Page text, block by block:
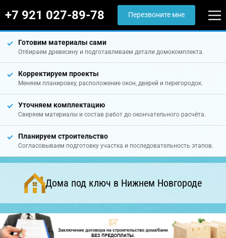
+7 921 027-89-78 Перезвоните мне
Готовим материалы сами
Отбираем древесину и подготавливаем детали домокомплекта.
Корректируем проекты
Меняем планировку, расположение окон, дверей и перегородок.
Уточняем комплектацию
Сверяем материалы и состав работ до окончательного расчёта.
Планируем строительство
Согласовываем подготовку участка и последовательность этапов.
Дома под ключ в Нижнем Новгороде